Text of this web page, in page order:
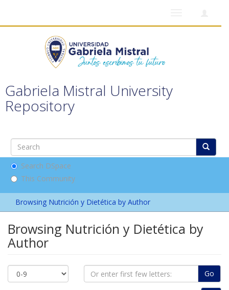
Gabriela Mistral University
Repository
Search DSpace
This Community
Browsing Nutrición y Dietética by Author
Browsing Nutrición y Dietética by
Author
Go